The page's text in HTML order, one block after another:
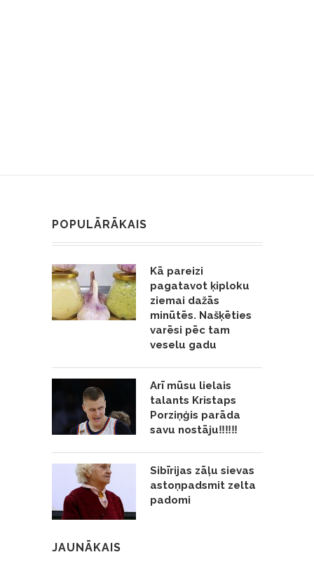
POPULĀRĀKAIS
Kā pareizi
pagatavot ķiploku
ziemai dažās
minūtēs. Našķēties
varēsi pēc tam
veselu gadu
Arī mūsu lielais
talants Kristaps
Porziņģis parāda
savu nostāju‼️‼️‼️
Sibīrijas zāļu sievas
astoņpadsmit zelta
padomi
JAUNĀKAIS